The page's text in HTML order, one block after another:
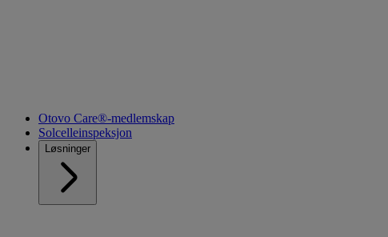
Otovo Care®-medlemskap
Solcelleinspeksjon
Løsninger